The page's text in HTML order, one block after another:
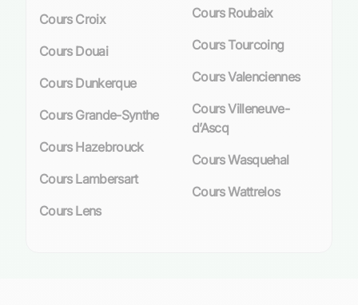
Cours Croix
Cours Douai
Cours Dunkerque
Cours Grande-Synthe
Cours Hazebrouck
Cours Lambersart
Cours Lens
Cours Roubaix
Cours Tourcoing
Cours Valenciennes
Cours Villeneuve-
d’Ascq
Cours Wasquehal
Cours Wattrelos